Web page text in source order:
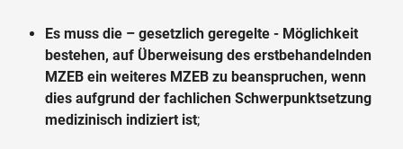
Es muss die – gesetzlich geregelte - Möglichkeit
bestehen, auf Überweisung des erstbehandelnden
MZEB ein weiteres MZEB zu beanspruchen, wenn
dies aufgrund der fachlichen Schwerpunktsetzung
medizinisch indiziert ist;